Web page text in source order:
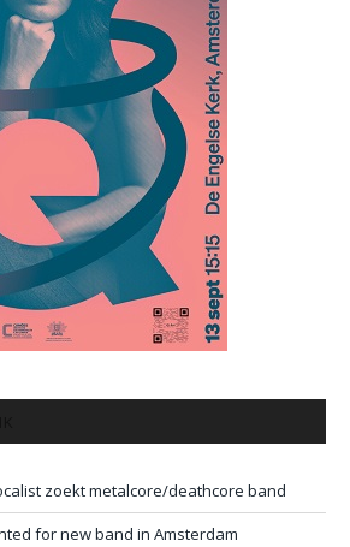
zoekt metalcore/deathcore band
for new band in Amsterdam